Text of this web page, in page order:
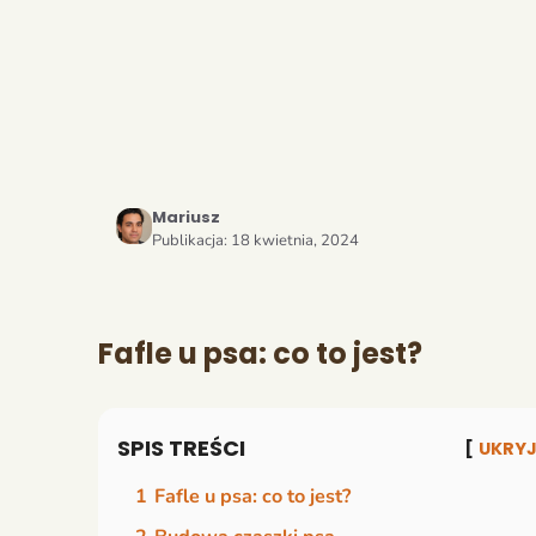
Mariusz
Publikacja: 18 kwietnia, 2024
Fafle u psa: co to jest?
SPIS TREŚCI UKRYJ
1 Fafle u psa: co to jest?